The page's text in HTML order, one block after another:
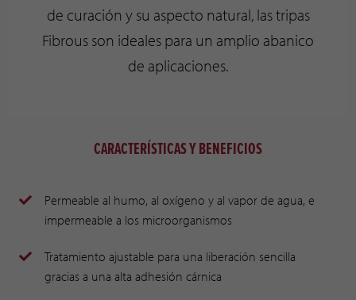
de curación y su aspecto natural, las tripas
Fibrous son ideales para un amplio abanico
de aplicaciones.
CARACTERÍSTICAS Y BENEFICIOS
Permeable al humo, al oxígeno y al vapor de agua, e
impermeable a los microorganismos
Tratamiento ajustable para una liberación sencilla
gracias a una alta adhesión cárnica